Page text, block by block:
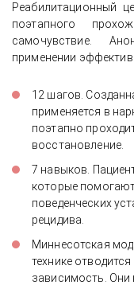
Реабилитационный
поэтапного
самочувствие.
применении
12 шагов.
применяется в
поэтапно
восстановление.
7 навыков.
которые
поведенческих
рецидива.
Миннесотская
технике
зависимость.